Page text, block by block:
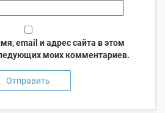
email и адрес сайта в этом
моих комментариев.